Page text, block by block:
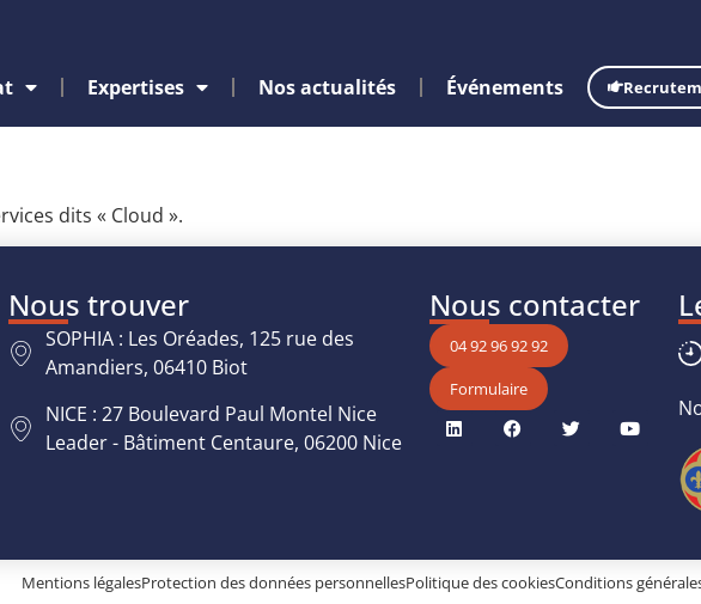
Expertises Nos actualités Événements
dits « Cloud ».
Nous trouver
SOPHIA : Les Oréades, 125 rue des
Amandiers, 06410 Biot
NICE : 27 Boulevard Paul Montel Nice
Leader - Bâtiment Centaure, 06200 Nice
Nous contacter
04 92 96 92 92
Formulaire
Mentions légalesProtection des données personnellesPolitique des cookiesConditions générales